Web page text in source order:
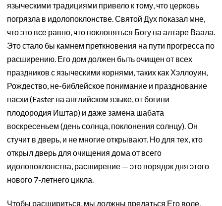
языческими традициями привело к тому, что церковь
погрязла в идолопоклонстве. Святой Дух показал мне,
что это все равно, что поклоняться Богу на алтаре Ваала.
Это стало бы камнем преткновения на пути прогресса по
расширению. Его дом должен быть очищен от всех
праздников с языческими корнями, таких как Хэллоуин,
Рождество, не-библейское понимание и празднование
пасхи (Easter на английском языке, от богини
плодородия Иштар) и даже замена шабата
воскресеньем (день солнца, поклонения солнцу). Он
стучит в дверь, и не многие открывают. Но для тех, кто
открыл дверь для очищения дома от всего
идолопоклонства, расширение — это порядок дня этого
нового 7-летнего цикла.
Чтобы расшириться, мы должны предаться Его воле,